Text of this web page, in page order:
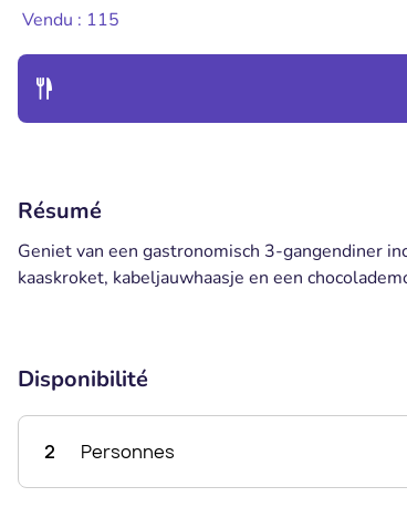
Vendu : 115
Résumé
Geniet van een gastronomisch 3-gangendiner
kaaskroket, kabeljauwhaasje en een
Disponibilité
2 Personnes